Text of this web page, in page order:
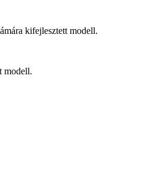
kifejlesztett modell.
modell.